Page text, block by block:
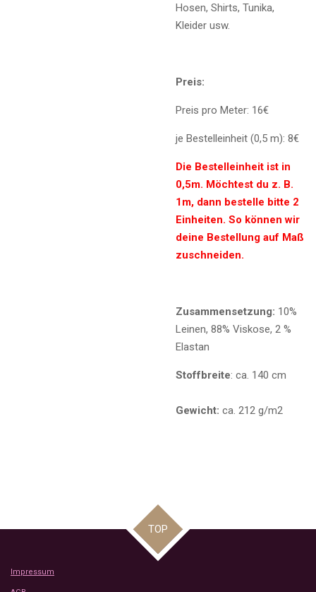
Hosen, Shirts, Tunika,
Kleider usw.
Preis:
Preis pro Meter: 16€
je Bestelleinheit (0,5 m): 8€
Die Bestelleinheit ist in
0,5m. Möchtest du z. B.
1m, dann bestelle bitte 2
Einheiten. So können wir
deine Bestellung auf Maß
zuschneiden.
Zusammensetzung: 10%
Leinen, 88% Viskose, 2 %
Elastan
Stoffbreite: ca. 140 cm
Gewicht: ca. 212 g/m2
TOP
Impressum